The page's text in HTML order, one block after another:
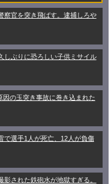
察官を突き飛ばす。逮捕しろや
しぶりに恐ろしい子供ミサイル
因の玉突き事故に巻き込まれた
で選手1人が死亡、12人が負傷
影された鉄砲水が地獄すぎる。